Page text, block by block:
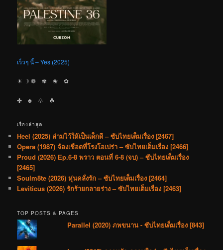
เร็วๆ นี้ – Yes (2025)
☀︎ ☽ ❁ ✾ ❀ ✿
✤ ♣︎ ♧ ☘︎
เรื่องล่าสุด
Heel (2025) ล่ามไว้ให้เป็นเด็กดี – ซับไทยเต็มเรื่อง [2467]
Opera (1987) จ้องเชือดที่โรงโอเปร่า – ซับไทยเต็มเรื่อง [2466]
Proud (2026) Ep.6-8 พราว ตอนที่ 6-8 (จบ) – ซับไทยเต็มเรื่อง
[2465]
Soulm8te (2026) หุ่นคลั่งรัก – ซับไทยเต็มเรื่อง [2464]
Leviticus (2026) รักร้ายกลายร่าง – ซับไทยเต็มเรื่อง [2463]
TOP POSTS & PAGES
Parallel (2020) ภพขนาน - ซับไทยเต็มเรื่อง [843]